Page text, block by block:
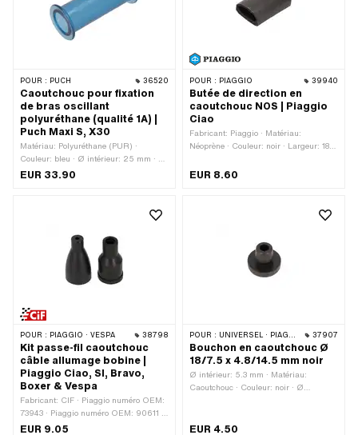
POUR : PUCH 36520
Caoutchouc pour fixation
de bras oscillant
polyuréthane (qualité 1A) |
Puch Maxi S, X30
Matériau: Polyuréthane (PUR) ·
Couleur: bleu · Ø intérieur: 25 mm · Ø
extérieur: 31 mm · Ø collerette: 42 mm ·
EUR 33.90
POUR : PIAGGIO 39940
Butée de direction en
caoutchouc NOS | Piaggio
Ciao
Fabricant: Piaggio · Matériau:
Néoprène · Couleur: noir · Largeur: 18.5
totale: 25.5 mm · Piaggio numéro
EUR 8.60
POUR : PIAGGIO · VESPA 38798
Kit passe-fil caoutchouc
câble allumage bobine |
Piaggio Ciao, SI, Bravo,
Boxer & Vespa
Fabricant: CIF · Piaggio numéro OEM:
73943 · Piaggio numéro OEM: 90611 ·
Piaggio numéro OEM: 155753
EUR 9.05
POUR : UNIVERSEL · PIAGGIO 37907
Bouchon en caoutchouc Ø
18/7.5 x 4.8/14.5 mm noir
Ø intérieur: 5.3 mm · Matériau:
Caoutchouc · Couleur: noir · Ø
extérieur: 8.7 mm · Diamètre de
EUR 4.50